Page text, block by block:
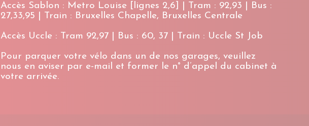
Accès Sablon : Metro Louise [lignes 2,6] | Tram : 92,93 | Bus :
27,33,95 | Train : Bruxelles Chapelle, Bruxelles Centrale
Accès Uccle : Tram 92,97 | Bus : 60, 37 | Train : Uccle St Job
Pour parquer votre vélo dans un de nos garages, veuillez
nous en aviser par e-mail et former le n° d’appel du cabinet à
votre arrivée.